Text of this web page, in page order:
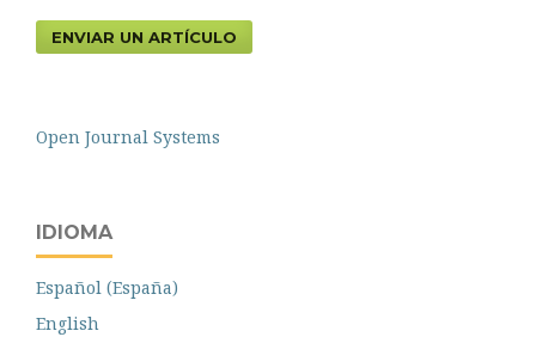
ENVIAR UN ARTÍCULO
Open Journal Systems
IDIOMA
Español (España)
English